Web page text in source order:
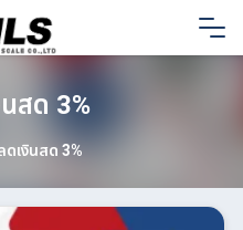
สด 3%
ดเงินสด 3%